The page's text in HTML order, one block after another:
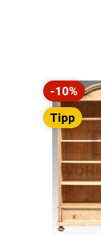
Rabatt
-10%
Tipp